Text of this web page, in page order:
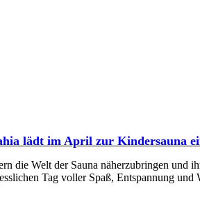
lädt im April zur Kindersauna
die Welt der Sauna näherzubringen und
Tag voller Spaß, Entspannung und